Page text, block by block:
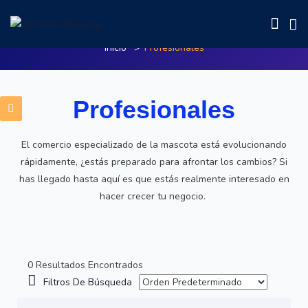
Profesionales
Inicio Profesionales
Profesionales
El comercio especializado de la mascota está evolucionando
rápidamente, ¿estás preparado para afrontar los cambios? Si
has llegado hasta aquí es que estás realmente interesado en
hacer crecer tu negocio.
0 Resultados Encontrados
Filtros De Búsqueda